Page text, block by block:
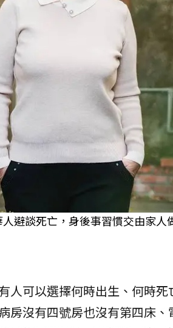
避談死亡，身後事習慣交由家人
人可以選擇何時出生、何時
房沒有四號房也沒有第四床